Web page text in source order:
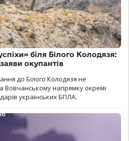
біля Білого Колодязя:
окупантів
до Білого Колодязя не
Вовчанському напрямку окремі
українських БПЛА.